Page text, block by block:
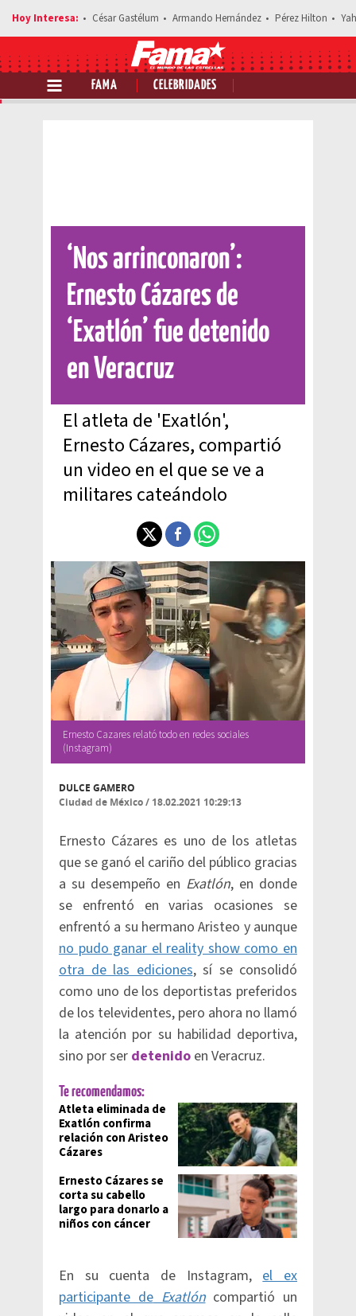
César Gastélum Armando Hernández Pérez Hilton
FAMA CELEBRIDADES
Comparte esta noticia
‘Nos arrinconaron’:
Ernesto Cázares de
‘Exatlón’ fue detenido
en Veracruz
El atleta de 'Exatlón',
Ernesto Cázares, compartió
un video en el que se ve a
militares cateándolo
Ernesto Cazares relató todo en redes sociales
(Instagram)
DULCE GAMERO
Ciudad de México/ 18.02.2021 10:29:13
Ernesto Cázares es uno de los atletas
que se ganó el cariño del público gracias
a su desempeño en Exatlón, en donde
se enfrentó en varias ocasiones se
enfrentó a su hermano Aristeo y aunque
no pudo ganar el reality show como en
otra de las ediciones, sí se consolidó
como uno de los deportistas preferidos
de los televidentes, pero ahora no llamó
la atención por su habilidad deportiva,
sino por ser detenido en Veracruz.
Te recomendamos:
Atleta eliminada de
Exatlón confirma
relación con Aristeo
Cázares
Ernesto Cázares se
corta su cabello
largo para donarlo a
niños con cáncer
En su cuenta de Instagram,el ex
participante deExatlóncompartió un